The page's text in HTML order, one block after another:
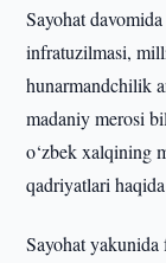
Sayohat
infratuzilmasi,
hunarmandchilik
madaniy merosi
o‘zbek xalqining
qadriyatlari
Sayohat yakunida